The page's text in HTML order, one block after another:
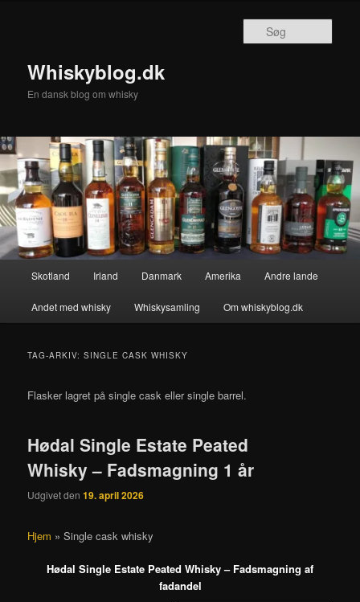
Whiskyblog.dk
En dansk blog om whisky
Skotland Irland Danmark Amerika Andre lande
Andet med whisky Whiskysamling Om whiskyblog.dk
TAG-ARKIV:SINGLE CASK WHISKY
Flasker lagret på single cask eller single barrel.
Hødal Single Estate Peated
Whisky – Fadsmagning 1 år
Udgivet den19. april 2026
Hjem »Single cask whisky
Hødal Single Estate Peated Whisky – Fadsmagning af
fadandel